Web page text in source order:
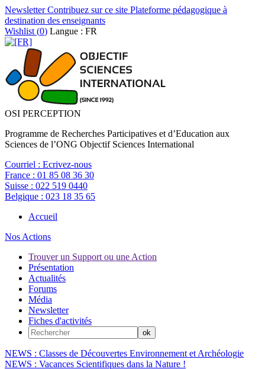
NewsletterContribuez sur ce site Plateforme pédagogique à
destination des enseignants
Wishlist (0) Langue : FR
OSI PERCEPTION
Programme de Recherches Participatives et d’Education aux
Sciences de l’ONG Objectif Sciences International
Courriel : Ecrivez-nous
France : 01 85 08 36 30
Suisse : 022 519 0440
Belgique : 023 18 35 65
Accueil
Nos Actions
Trouver un Support ou une Action
Présentation
Actualités
Forums
Média
Newsletter
Fiches d'activités
NEWS : Classes de Découvertes Environnement et Archéologie
NEWS : Vacances Scientifiques dans la Nature !